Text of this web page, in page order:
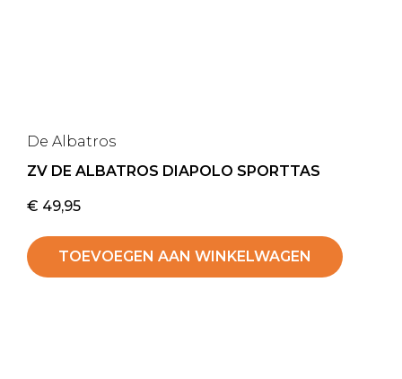
De Albatros
ZV DE ALBATROS DIAPOLO SPORTTAS
€ 49,95
TOEVOEGEN AAN WINKELWAGEN